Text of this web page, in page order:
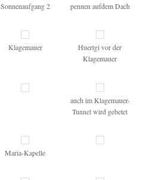
Sonnenaufgang 2 pennen aufdem Dach
Klagemauer
Huertgi vor der
Klagemauer
auch im Klagemauer-
Tunnel wird gebetet
Maria-Kapelle